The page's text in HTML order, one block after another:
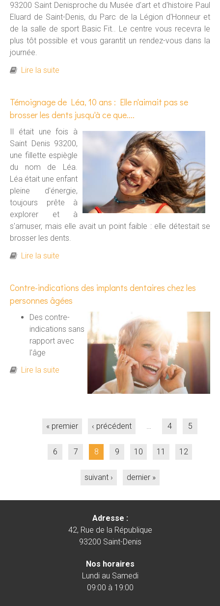
93200 Saint Denisproche du Musée d'art et d'histoire Paul
Eluard de Saint-Denis, du Parc de la Légion d'Honneur et
de la salle de sport Basic Fit.. Le centre vous recevra le
plus tôt possible et vous garantit un rendez-vous dans la
journée.
Lire la suite
Témoignage de Léa, 10 ans : Elle n'aimait pas se
brosser les dents jusqu'à ce que....
Il était une fois à
Saint Denis 93200,
une fillette espiègle
du nom de Léa.
Léa était une enfant
pleine d'énergie,
toujours prête à
explorer et à
s'amuser, mais elle avait un point faible : elle détestait se
brosser les dents.
Lire la suite
Contre-indications des implants dentaires chez les
personnes âgées
Des contre-
indications sans
rapport avec
l'âge
Lire la suite de Contre-indications des implants dentaires
chez les personnes âgées
« premier ‹ précédent … 4 5
6 7 8 9 10 11 12
suivant › dernier »
Adresse :
42, Rue de la République
93200 Saint-Denis
Nos horaires
Lundi au Samedi
09:00 à 19:00